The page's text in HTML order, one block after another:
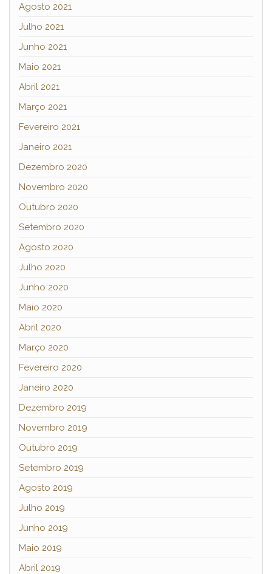
Agosto 2021
Julho 2021
Junho 2021
Maio 2021
Abril 2021
Março 2021
Fevereiro 2021
Janeiro 2021
Dezembro 2020
Novembro 2020
Outubro 2020
Setembro 2020
Agosto 2020
Julho 2020
Junho 2020
Maio 2020
Abril 2020
Março 2020
Fevereiro 2020
Janeiro 2020
Dezembro 2019
Novembro 2019
Outubro 2019
Setembro 2019
Agosto 2019
Julho 2019
Junho 2019
Maio 2019
Abril 2019